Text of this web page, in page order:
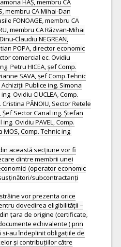
HAȘ, membru CA
membru CA Mihai-Dan
FONOAGE, membru CA
membru CA Răzvan-Mihai
Claudiu NEGREAN,
POPA, director economic
comercial ec. Ovidiu
Petru HICEA, șef Comp.
SAVA, șef Comp.Tehnic
Publice ing. Simona
Ovidiu CIUCLEA, Comp.
PĂNOIU, Sector Retele
Șef Sector Canal ing. Ștefan
ing. Ovidiu PAVEL, Comp.
Comp. Tehnic ing.
această secțiune vor fi
dintre membrii unei
(operator economic
subcontractanți
vor prezenta orice
dovedirea eligibilității –
țara de origine (certificate,
echivalente ) prin
si-au îndeplinit obligațiile de
și contribuțiilor către